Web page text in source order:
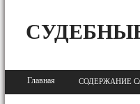
Главная СОДЕРЖАНИЕ